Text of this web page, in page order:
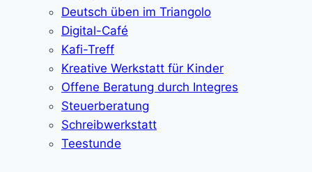
Deutsch üben im Triangolo
Digital-Café
Kafi-Treff
Kreative Werkstatt für Kinder
Offene Beratung durch Integres
Steuerberatung
Schreibwerkstatt
Teestunde